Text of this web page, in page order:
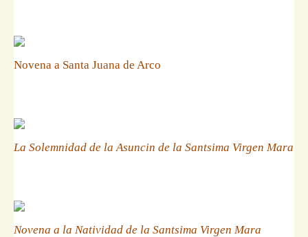
Novena a Santa Juana de Arco
La Solemnidad de la Asuncin de la Santsima Virgen Mara
Novena a la Natividad de la Santsima Virgen Mara